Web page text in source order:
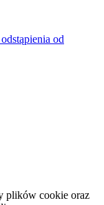
od
plików cookie oraz